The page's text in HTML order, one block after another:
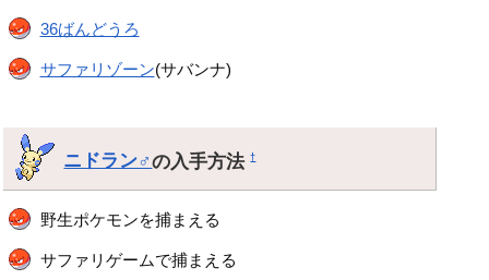
36ばんどうろ
サファリゾーン(サバンナ)
ニドラン♂の入手方法†
野生ポケモンを捕まえる
サファリゲームで捕まえる